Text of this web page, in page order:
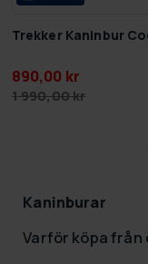
Trekker Kaninbur
890,00 kr
1 990,00 kr
Kaninburar
Varför köpa från